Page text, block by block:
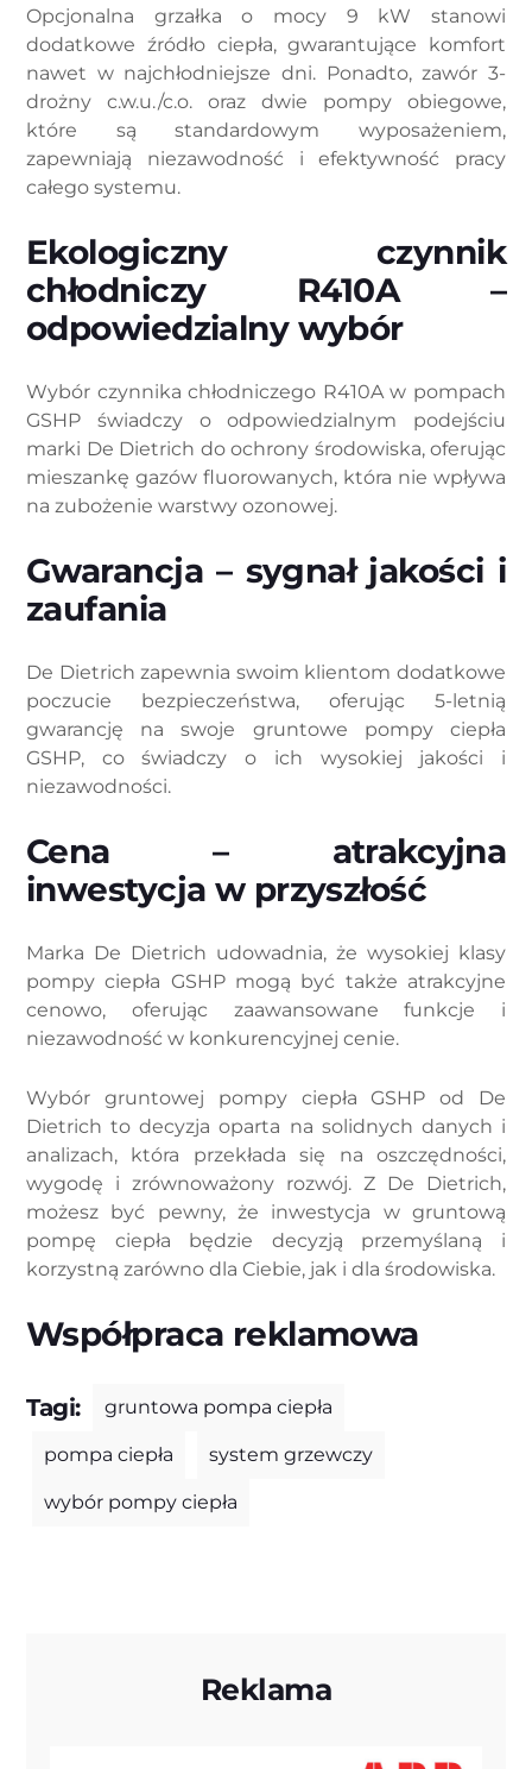
Opcjonalna grzałka o mocy 9 kW stanowi
dodatkowe źródło ciepła, gwarantujące komfort
nawet w najchłodniejsze dni. Ponadto, zawór 3-
drożny c.w.u./c.o. oraz dwie pompy obiegowe,
które są standardowym wyposażeniem,
zapewniają niezawodność i efektywność pracy
całego systemu.
Ekologiczny czynnik
chłodniczy R410A –
odpowiedzialny wybór
Wybór czynnika chłodniczego R410A w pompach
GSHP świadczy o odpowiedzialnym podejściu
marki De Dietrich do ochrony środowiska, oferując
mieszankę gazów fluorowanych, która nie wpływa
na zubożenie warstwy ozonowej.
Gwarancja – sygnał jakości i
zaufania
De Dietrich zapewnia swoim klientom dodatkowe
poczucie bezpieczeństwa, oferując 5-letnią
gwarancję na swoje gruntowe pompy ciepła
GSHP, co świadczy o ich wysokiej jakości i
niezawodności.
Cena – atrakcyjna
inwestycja w przyszłość
Marka De Dietrich udowadnia, że wysokiej klasy
pompy ciepła GSHP mogą być także atrakcyjne
cenowo, oferując zaawansowane funkcje i
niezawodność w konkurencyjnej cenie.
Wybór gruntowej pompy ciepła GSHP od De
Dietrich to decyzja oparta na solidnych danych i
analizach, która przekłada się na oszczędności,
wygodę i zrównoważony rozwój. Z De Dietrich,
możesz być pewny, że inwestycja w gruntową
pompę ciepła będzie decyzją przemyślaną i
korzystną zarówno dla Ciebie, jak i dla środowiska.
Współpraca reklamowa
Tagi: gruntowa pompa ciepła
pompa ciepła system grzewczy
wybór pompy ciepła
Reklama